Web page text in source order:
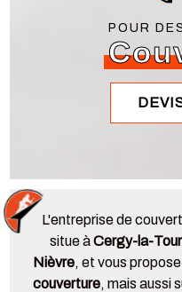
POUR
L'entreprise de
situe àCergy-la-Tour
Nièvre, et vous
couverture, mais aussi